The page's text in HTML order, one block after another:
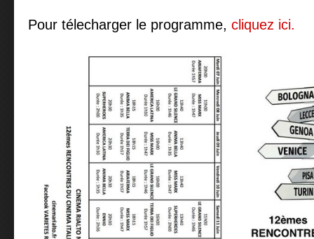
Pour télecharger le programme, cliquez ici.